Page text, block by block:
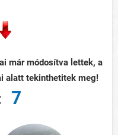
már módosítva lettek, a
alatt tekinthetitek meg!
7